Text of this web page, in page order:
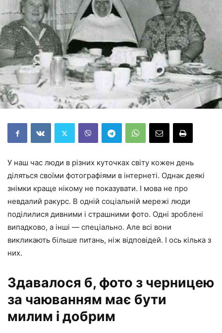
У наш час люди в різних куточках світу кожен день
діляться своїми фотографіями в інтернеті. Однак деякі
знімки краще нікому не показувати. І мова не про
невдалий ракурс. В одній соціальній мережі люди
поділилися дивними і страшними фото. Одні зроблені
випадково, а інші — спеціально. Але всі вони
викликають більше питань, ніж відповідей. І ось кілька з
них.
Здавалося б, фото з черницею
за чаюванням має бути
милим і добрим